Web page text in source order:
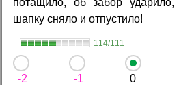
шапку сняло и отпустило!
114/111
-2 -1 0